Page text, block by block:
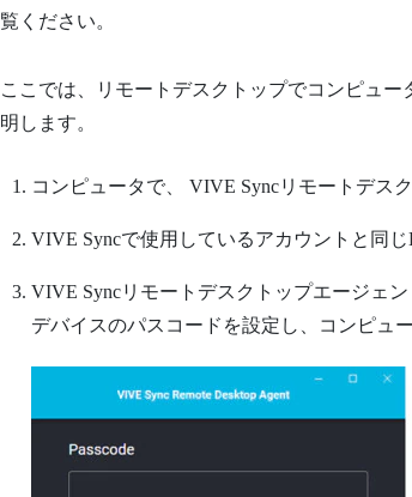
覧ください。
ここでは、 リモートデスクトップでコンピュー
明します。
コンピュータで、 VIVE Syncリモートデス
VIVE Syncで使用しているアカウントと同
VIVE Syncリモートデスクトップエージェン
デバイスのパスコードを設定し、コンピュ